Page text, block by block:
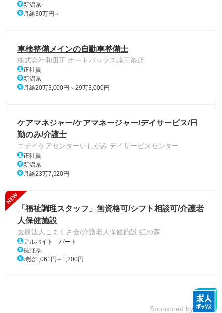
新潟県
月給30万円～
車検整備メインの自動車整備士
株式会社和田正 オートバックス燕三条店
正社員
新潟県
月給20万3,000円～29万3,000円
ケアマネジャー/ケアマネージャー/デイサービス/日
勤のみ/介護士
ニチイケアセンターいしがみ デイサービスセンター
正社員
新潟県
月給23万7,920円
NEW
「福祉調理スタッフ」無資格可/シフト相談可/介護老
人保健施設
医療法人こまくさ会/介護老人保健施設 虹の森
アルバイト・パート
長野県
時給1,061円～1,200円
Sponsored by